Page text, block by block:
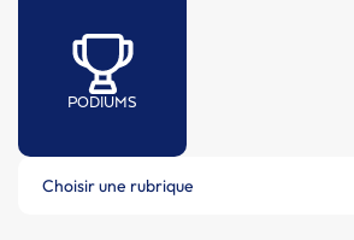
PODIUMS
Choisir une rubrique